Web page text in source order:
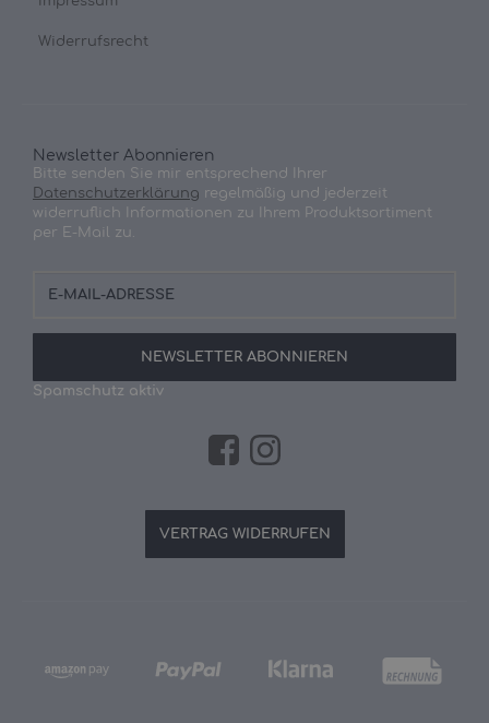
Widerrufsrecht
Newsletter Abonnieren
Bitte senden Sie mir entsprechend Ihrer
Datenschutzerklärung regelmäßig und jederzeit
widerruflich Informationen zu Ihrem Produktsortiment
per E-Mail zu.
Mail-
NEWSLETTER ABONNIEREN
Spamschutz aktiv
VERTRAG WIDERRUFEN